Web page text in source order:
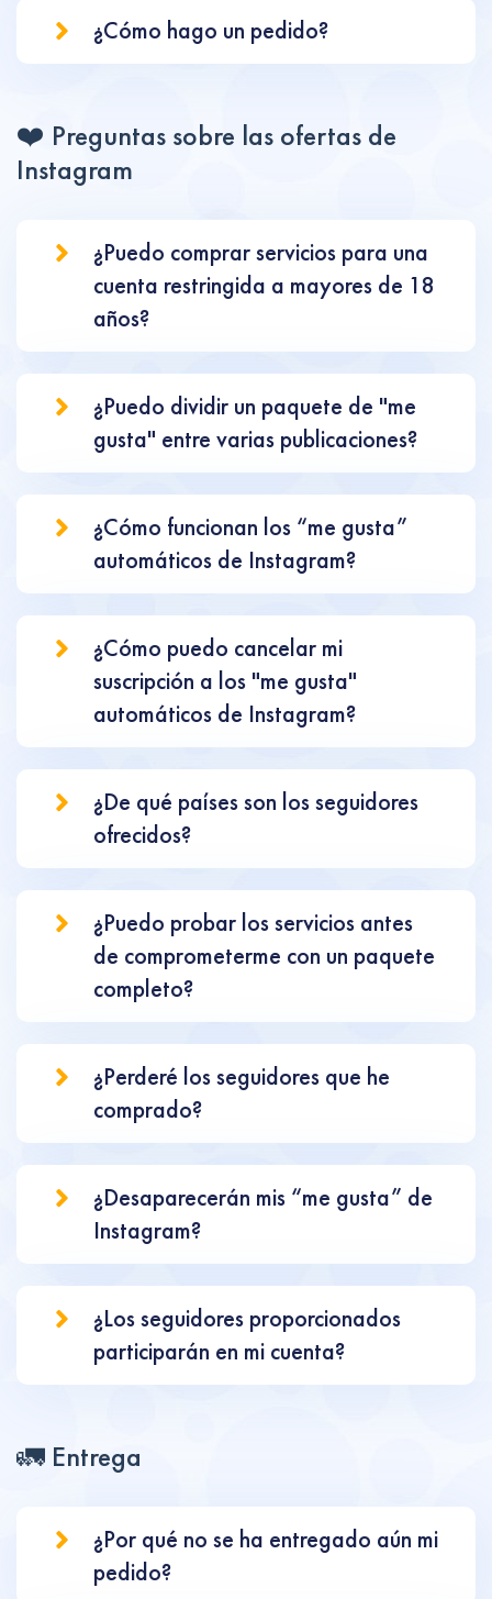
¿Cómo hago un pedido?
❤️ Preguntas sobre las ofertas de
Instagram
¿Puedo comprar servicios para una
cuenta restringida a mayores de 18
años?
¿Puedo dividir un paquete de "me
gusta" entre varias publicaciones?
¿Cómo funcionan los “me gusta”
automáticos de Instagram?
¿Cómo puedo cancelar mi
suscripción a los "me gusta"
automáticos de Instagram?
¿De qué países son los seguidores
ofrecidos?
¿Puedo probar los servicios antes
de comprometerme con un paquete
completo?
¿Perderé los seguidores que he
comprado?
¿Desaparecerán mis “me gusta” de
Instagram?
¿Los seguidores proporcionados
participarán en mi cuenta?
🚛 Entrega
¿Por qué no se ha entregado aún mi
pedido?